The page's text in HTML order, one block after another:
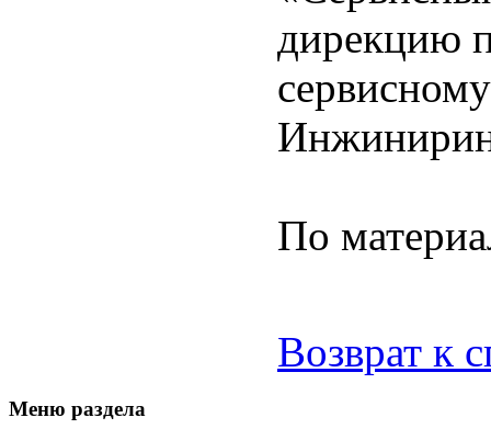
дирекцию
По
Возврат к
Меню раздела